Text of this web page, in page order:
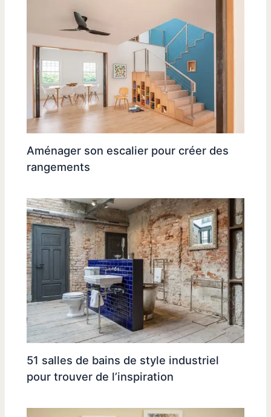
Aménager son escalier pour créer des
rangements
51 salles de bains de style industriel
pour trouver de l’inspiration